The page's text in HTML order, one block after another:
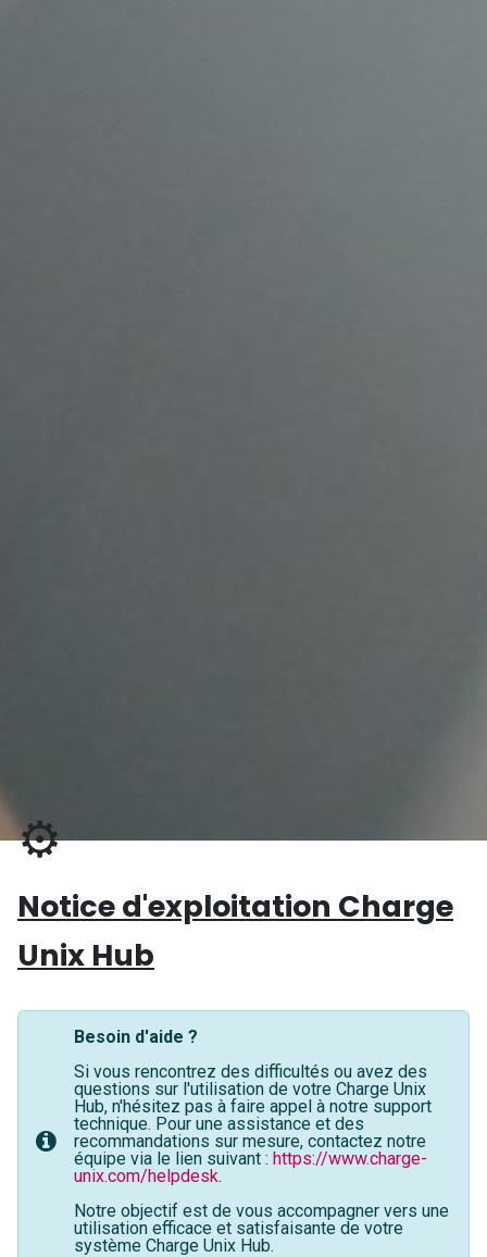
⚙️
Notice d'exploitation Charge
Unix Hub
Besoin d'aide ?
Si vous rencontrez des difficultés ou avez des
questions sur l'utilisation de votre Charge Unix
Hub, n'hésitez pas à faire appel à notre support
technique. Pour une assistance et des
recommandations sur mesure, contactez notre
équipe via le lien suivant : https://www.charge-
unix.com/helpdesk.
Notre objectif est de vous accompagner vers une
utilisation efficace et satisfaisante de votre
système Charge Unix Hub.